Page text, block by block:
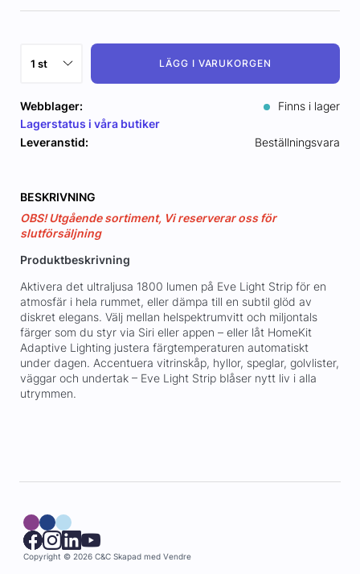
LÄGG I VARUKORGEN
Webblager:
Finns i lager
Lagerstatus i våra butiker
Leveranstid:
Beställningsvara
BESKRIVNING
OBS! Utgående sortiment, Vi reserverar oss för
slutförsäljning
Produktbeskrivning
Aktivera det ultraljusa 1800 lumen på Eve Light Strip för en
atmosfär i hela rummet, eller dämpa till en subtil glöd av
diskret elegans. Välj mellan helspektrumvitt och miljontals
färger som du styr via Siri eller appen – eller låt HomeKit
Adaptive Lighting justera färgtemperaturen automatiskt
under dagen. Accentuera vitrinskåp, hyllor, speglar, golvlister,
väggar och undertak – Eve Light Strip blåser nytt liv i alla
utrymmen.
Copyright © 2026 C&C Skapad med Vendre